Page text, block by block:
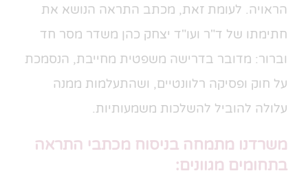
הראויה. לעומת זאת, מכתב התראה הנושא את
חתימתו של ד"ר ועו"ד יצחק כהן משדר מסר חד
וברור: מדובר בדרישה משפטית מחייבת, הנסמכת
על חוק ופסיקה רלוונטיים, ושהתעלמות ממנה
עלולה להוביל להשלכות משמעותיות.
משרדנו מתמחה בניסוח מכתבי התראה
בתחומים מגוונים: